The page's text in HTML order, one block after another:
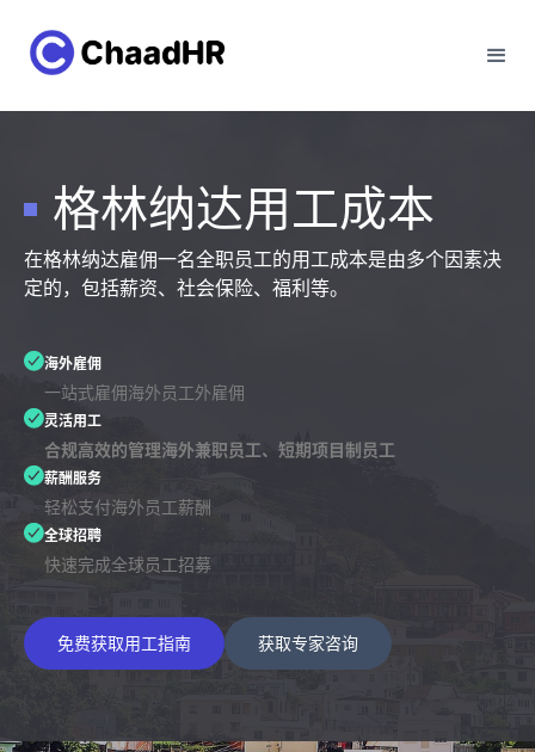
格林纳达用工成本
在格林纳达雇佣一名全职员工的用工成本是由多个因素决
定的，包括薪资、社会保险、福利等。
海外雇佣
一站式雇佣海外员工外雇佣
灵活用工
合规高效的管理海外兼职员工、短期项目制员工
薪酬服务
轻松支付海外员工薪酬
全球招聘
快速完成全球员工招募
免费获取用工指南 获取专家咨询